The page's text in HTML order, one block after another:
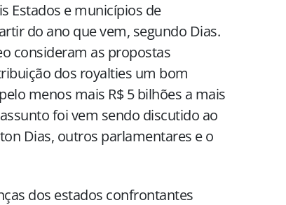
Estados e municípios de
do ano que vem, segundo Dias.
consideram as propostas
dos royalties um bom
menos mais R$ 5 bilhões a mais
foi vem sendo discutido ao
Dias, outros parlamentares e o
dos estados confrontantes